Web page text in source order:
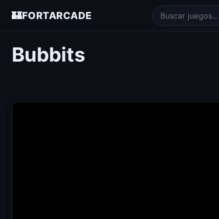
🏰FORTARCADE
Bubbits